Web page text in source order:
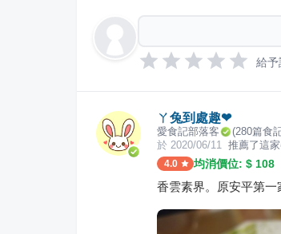
給予
ㄚ兔到處趣❤
愛食記部落客 (280篇食
於 2020/06/11 推薦了這
4.0 均消價位: $ 108
香雲素界。原安平第